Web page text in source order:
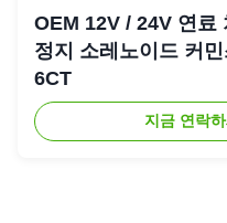
OEM 12V / 24V 연료
정지 소레노이드 커
6CT
지금 연락